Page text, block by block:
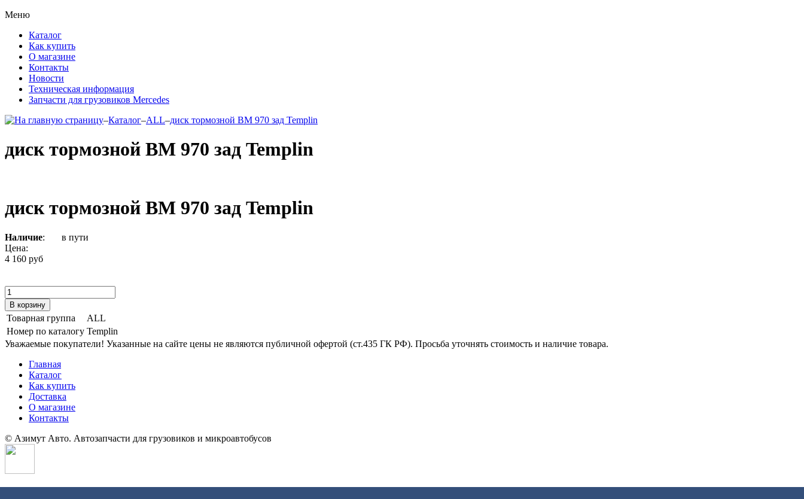
Меню
Каталог
Как купить
О магазине
Контакты
Новости
Техническая информация
Запчасти для грузовиков Mercedes
–Каталог–ALL–диск тормозной ВМ 970 зад Templin
диск тормозной ВМ 970 зад Templin
диск тормозной ВМ 970 зад Templin
Наличие:
в пути
Цена:
4 160 руб
Товарная группа
ALL
Номер по каталогу Templin
Уважаемые покупатели! Указанные на сайте цены не являются публичной офертой (ст.435 ГК РФ). Просьба уточнять стоимость и наличие товара.
Главная
Каталог
Как купить
Доставка
О магазине
Контакты
© Азимут Авто. Автозапчасти для грузовиков и микроавтобусов